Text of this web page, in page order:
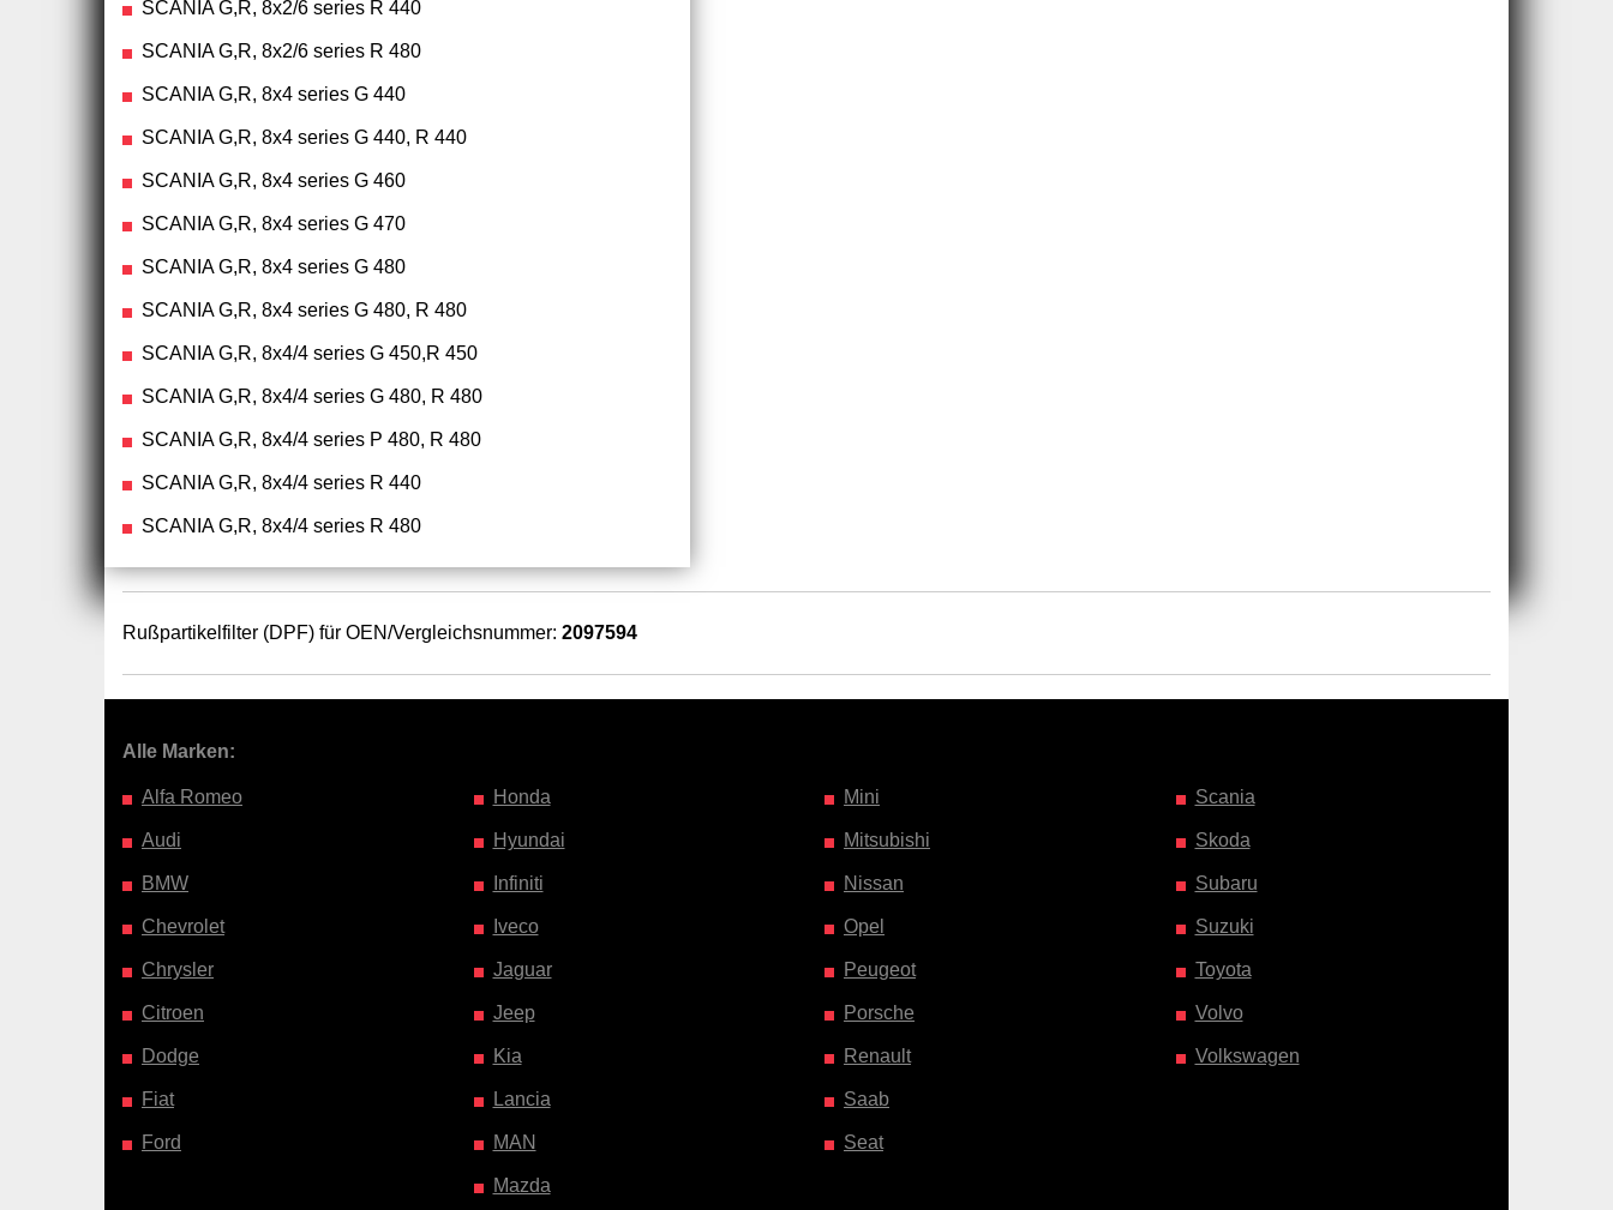
SCANIA G,R, 8x2/6 series R 440
SCANIA G,R, 8x2/6 series R 480
SCANIA G,R, 8x4 series G 440
SCANIA G,R, 8x4 series G 440, R 440
SCANIA G,R, 8x4 series G 460
SCANIA G,R, 8x4 series G 470
SCANIA G,R, 8x4 series G 480
SCANIA G,R, 8x4 series G 480, R 480
SCANIA G,R, 8x4/4 series G 450,R 450
SCANIA G,R, 8x4/4 series G 480, R 480
SCANIA G,R, 8x4/4 series P 480, R 480
SCANIA G,R, 8x4/4 series R 440
SCANIA G,R, 8x4/4 series R 480
Rußpartikelfilter (DPF) für OEN/Vergleichsnummer: 2097594
Alle Marken:
Alfa Romeo
Audi
BMW
Chevrolet
Chrysler
Citroen
Dodge
Fiat
Ford
Honda
Hyundai
Infiniti
Iveco
Jaguar
Jeep
Kia
Lancia
MAN
Mazda
Mini
Mitsubishi
Nissan
Opel
Peugeot
Porsche
Renault
Saab
Seat
Scania
Skoda
Subaru
Suzuki
Toyota
Volvo
Volkswagen